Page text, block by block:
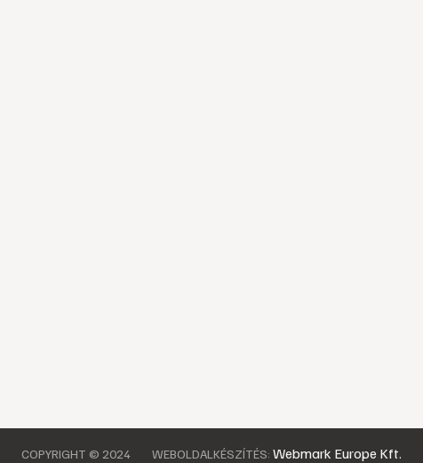
COPYRIGHT © 2024 WEBOLDALKÉSZÍTÉS: Webmark Europe Kft.